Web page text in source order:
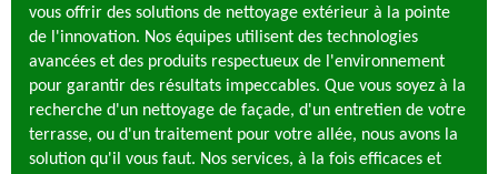
vous offrir des solutions de nettoyage extérieur à la pointe
de l'innovation. Nos équipes utilisent des technologies
avancées et des produits respectueux de l'environnement
pour garantir des résultats impeccables. Que vous soyez à la
recherche d'un nettoyage de façade, d'un entretien de votre
terrasse, ou d'un traitement pour votre allée, nous avons la
solution qu'il vous faut. Nos services, à la fois efficaces et